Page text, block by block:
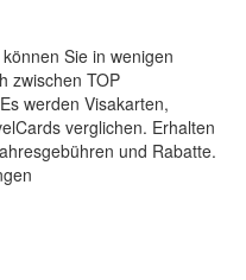
können Sie in wenigen
zwischen TOP
werden Visakarten,
verglichen. Erhalten
und Rabatte.